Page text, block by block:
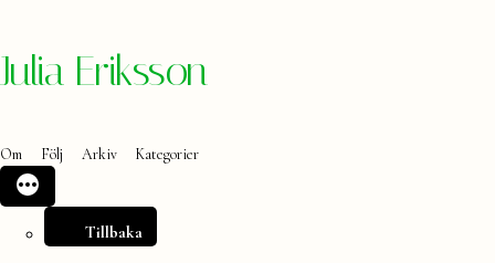
Hoppa
Julia Eriksson
Om Följ Arkiv Kategorier
Tillbaka